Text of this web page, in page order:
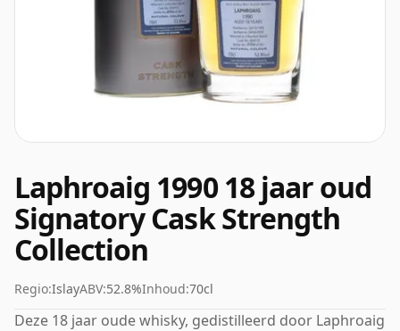
Laphroaig 1990 18 jaar oud
Signatory Cask Strength
Collection
Regio:IslayABV:52.8%Inhoud:70cl
Deze 18 jaar oude whisky, gedistilleerd door Laphroaig